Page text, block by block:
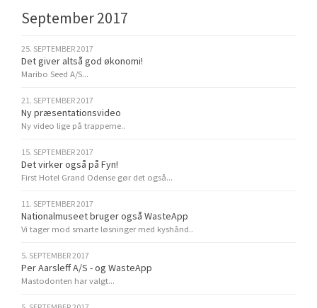
September 2017
25. SEPTEMBER 2017
Det giver altså god økonomi!
Maribo Seed A/S...
21. SEPTEMBER 2017
Ny præsentationsvideo
Ny video lige på trapperne..
15. SEPTEMBER 2017
Det virker også på Fyn!
First Hotel Grand Odense gør det også...
11. SEPTEMBER 2017
Nationalmuseet bruger også WasteApp
Vi tager mod smarte løsninger med kyshånd..
5. SEPTEMBER 2017
Per Aarsleff A/S - og WasteApp
Mastodonten har valgt...